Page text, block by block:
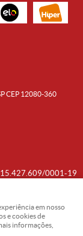
CEP 12080-360
15.427.609/0001-19
em nosso
e cookies de
informações,